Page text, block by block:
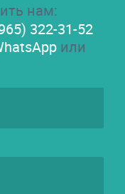
нам:
322-31-52
или